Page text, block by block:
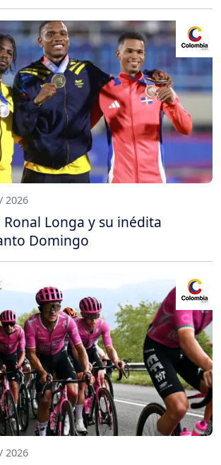
2026
Longa y su inédita
Domingo
2026